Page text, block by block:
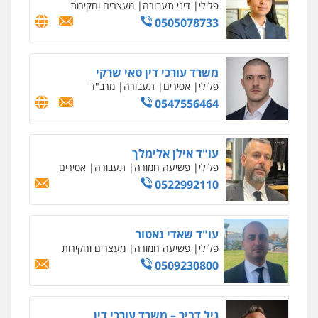
גל דהן – משרד עורך דין פלילי
פלילי פשיעה חמורה מעצרים
וחקירות
0544723840
עו"ד ראוף נג'אר
פלילי עורכי דין לענייני אסירים מעצרים
סמים רכוש
0548009246
עדי כרמלי – חברת עו"ד
פלילי כלכלי עורכי דין לענייני אסירים
0525060666
גיא זהבי משרד עורכי דין
פלילי משפחה
503456449